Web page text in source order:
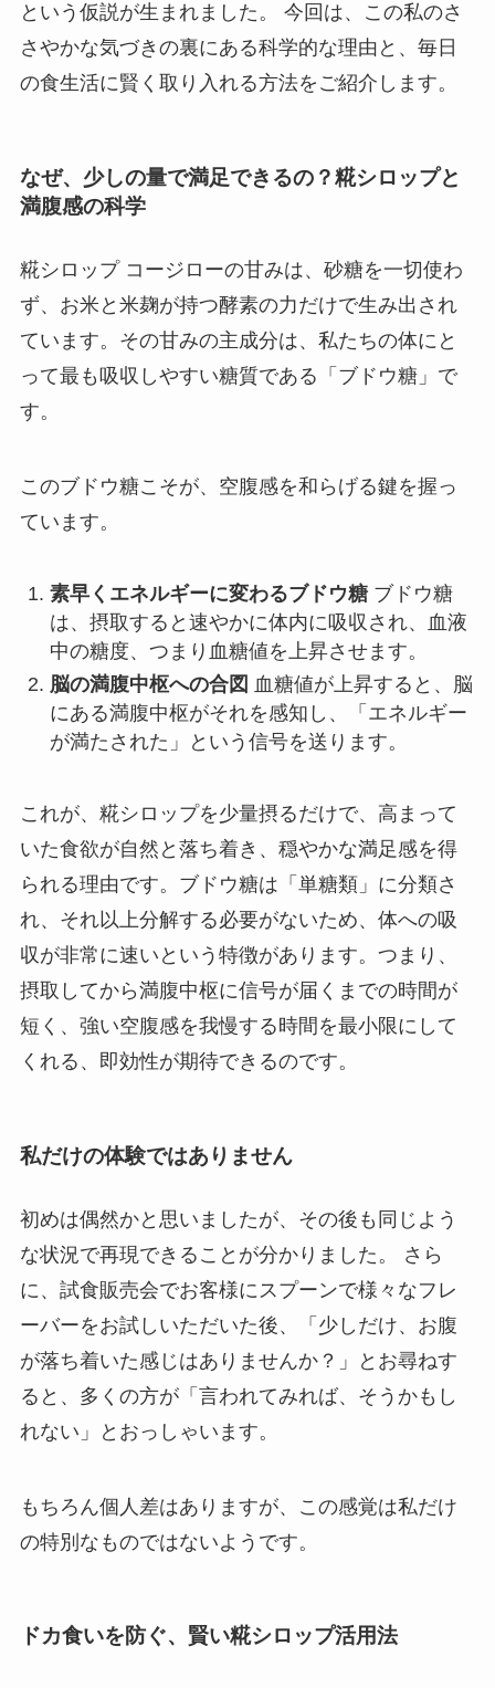
という仮説が生まれました。 今回は、この私のさ
さやかな気づきの裏にある科学的な理由と、毎日
の食生活に賢く取り入れる方法をご紹介します。
なぜ、少しの量で満足できるの？糀シロップと
満腹感の科学
糀シロップ コージローの甘みは、砂糖を一切使わ
ず、お米と米麹が持つ酵素の力だけで生み出され
ています。その甘みの主成分は、私たちの体にと
って最も吸収しやすい糖質である「ブドウ糖」で
す。
このブドウ糖こそが、空腹感を和らげる鍵を握っ
ています。
素早くエネルギーに変わるブドウ糖ブドウ糖
は、摂取すると速やかに体内に吸収され、血液
中の糖度、つまり血糖値を上昇させます。
脳の満腹中枢への合図 血糖値が上昇すると、脳
にある満腹中枢がそれを感知し、「エネルギー
が満たされた」という信号を送ります。
これが、糀シロップを少量摂るだけで、高まって
いた食欲が自然と落ち着き、穏やかな満足感を得
られる理由です。ブドウ糖は「単糖類」に分類さ
れ、それ以上分解する必要がないため、体への吸
収が非常に速いという特徴があります。つまり、
摂取してから満腹中枢に信号が届くまでの時間が
短く、強い空腹感を我慢する時間を最小限にして
くれる、即効性が期待できるのです。
私だけの体験ではありません
初めは偶然かと思いましたが、その後も同じよう
な状況で再現できることが分かりました。 さら
に、試食販売会でお客様にスプーンで様々なフレ
ーバーをお試しいただいた後、「少しだけ、お腹
が落ち着いた感じはありませんか？」とお尋ねす
ると、多くの方が「言われてみれば、そうかもし
れない」とおっしゃいます。
もちろん個人差はありますが、この感覚は私だけ
の特別なものではないようです。
ドカ食いを防ぐ、賢い糀シロップ活用法